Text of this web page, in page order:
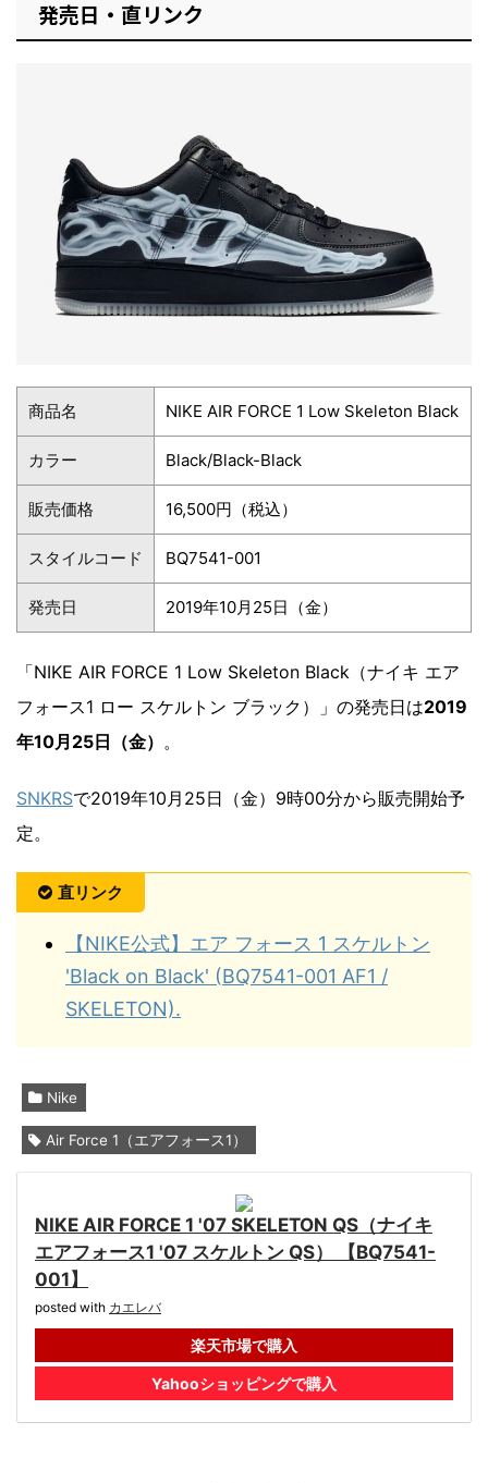
発売日・直リンク
商品名 NIKE AIR FORCE 1 Low Skeleton Black
カラー Black/Black-Black
販売価格 16,500円（税込）
スタイルコード BQ7541-001
発売日 2019年10月25日（金）
「NIKE AIR FORCE 1 Low Skeleton Black（ナイキ エア
フォース1 ロー スケルトン ブラック）」の発売日は2019
年10月25日（金） 。
SNKRSで2019年10月25日（金）9時00分から販売開始予
定。
直リンク
【NIKE公式】エア フォース 1 スケルトン
'Black on Black' (BQ7541-001 AF1 /
SKELETON).
Nike
Air Force 1（エアフォース1）
NIKE AIR FORCE 1 '07 SKELETON QS（ナイキ
エアフォース1 '07 スケルトン QS） 【BQ7541-
001】
posted with カエレバ
楽天市場で購入
Yahooショッピングで購入